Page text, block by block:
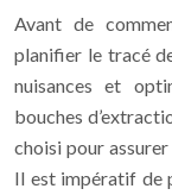
Avant de
planifier le tracé
nuisances et
bouches
choisi pour
Il est impératif de